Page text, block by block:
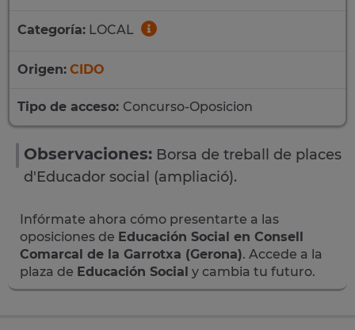
Categoría: LOCAL
Origen: CIDO
Tipo de acceso: Concurso-Oposicion
Observaciones: Borsa de treball de places
d'Educador social (ampliació).
Infórmate ahora cómo presentarte a las
oposiciones de Educación Social en Consell
Comarcal de la Garrotxa (Gerona). Accede a la
plaza de Educación Social y cambia tu futuro.